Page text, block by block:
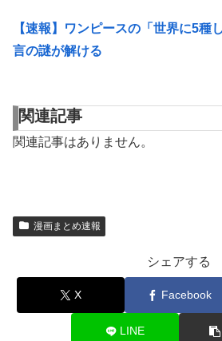
【速報】ワンピースの「世界に5種
言の謎が解ける
関連記事
関連記事はありません。
漫画まとめ速報
シェアする
X Facebook
LINE